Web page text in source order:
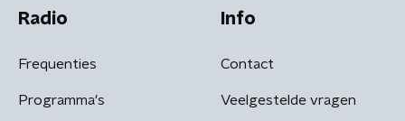
Radio
Frequenties
Programma's
Info
Contact
Veelgestelde vragen